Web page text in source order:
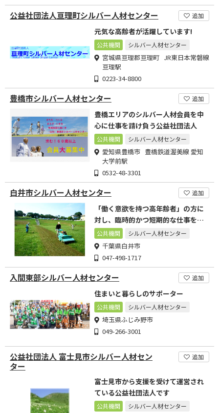
公益社団法人亘理町シルバー人材センター 追加
元気な高齢者が活躍しています!
公共機関 シルバー人材センター
宮城県亘理郡亘理町 JR東日本常磐線
亘理駅
0223-34-8800
豊橋市シルバー人材センター 追加
豊橋エリアのシルバー人材会員を中
心に仕事を請け負う公益社団法人
公共機関 シルバー人材センター
愛知県豊橋市 豊橋鉄道渥美線 愛知
大学前駅
0532-48-3301
白井市シルバー人材センター 追加
「働く意欲を持つ高年齢者」の方に
対し、臨時的かつ短期的な仕事を確
保し、提供いたします。
公共機関 シルバー人材センター
千葉県白井市
047-498-1717
入間東部シルバー人材センター 追加
住まいと暮らしのサポーター
公共機関 シルバー人材センター
埼玉県ふじみ野市
049-266-3001
公益社団法人 富士見市シルバー人材セン
ター
追加
富士見市から支援を受けて運営され
ている公益社団法人です
公共機関 シルバー人材センター